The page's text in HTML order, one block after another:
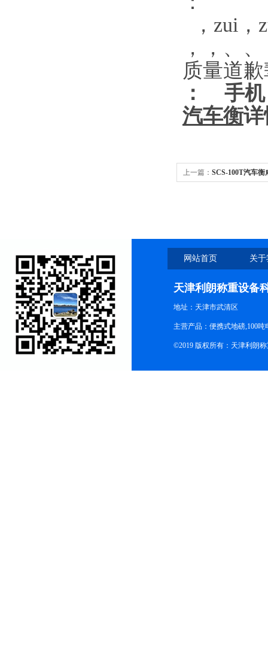
，zui
，，、
质量道
：
手
汽车衡
上一篇： SCS-100T汽车
网站首页 关
天津利朗称重设备
地址：天津市武清区
主营产品：便携式地磅,100
©2019 版权所有：天津利朗